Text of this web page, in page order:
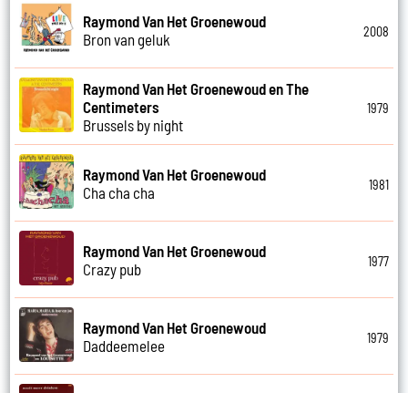
Raymond Van Het Groenewoud
Bron van geluk
2008
Raymond Van Het Groenewoud en The
Centimeters
Brussels by night
1979
Raymond Van Het Groenewoud
Cha cha cha
1981
Raymond Van Het Groenewoud
Crazy pub
1977
Raymond Van Het Groenewoud
Daddeemelee
1979